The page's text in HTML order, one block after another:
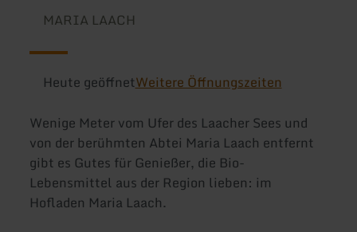
MARIA LAACH
Heute geöffnetWeitere Öffnungszeiten
Wenige Meter vom Ufer des Laacher Sees und
von der berühmten Abtei Maria Laach entfernt
gibt es Gutes für Genießer, die Bio-
Lebensmittel aus der Region lieben: im
Hofladen Maria Laach.